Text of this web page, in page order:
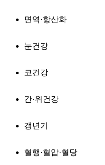
면역·항산화
눈건강
코건강
간·위건강
갱년기
혈행·혈압·혈당